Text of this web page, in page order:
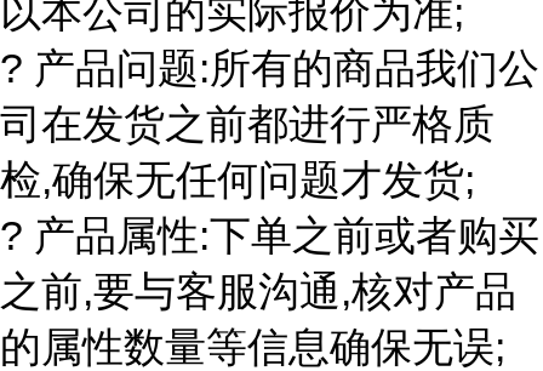
以本公司的实际报价为准;
? 产品问题:所有的商品我们公
司在发货之前都进行严格质
检,确保无任何问题才发货;
? 产品属性:下单之前或者购买
之前,要与客服沟通,核对产品
的属性数量等信息确保无误;